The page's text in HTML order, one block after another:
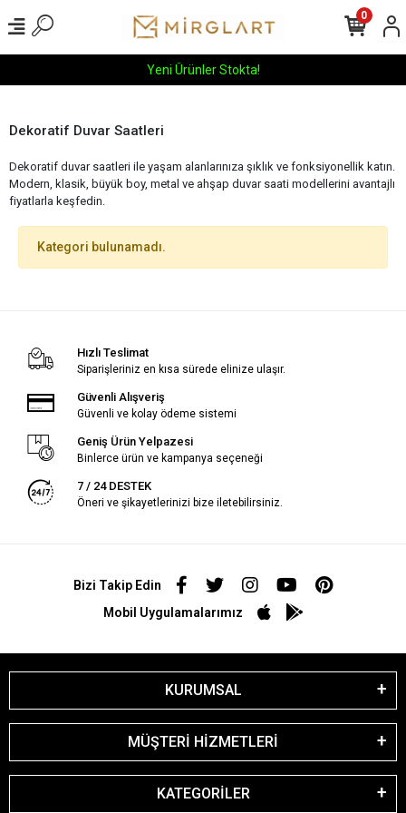
Yeni Ürünler Stokta!
0
Dekoratif Duvar Saatleri
Dekoratif duvar saatleri ile yaşam alanlarınıza şıklık ve fonksiyonellik katın.
Modern, klasik, büyük boy, metal ve ahşap duvar saati modellerini avantajlı
fiyatlarla keşfedin.
Kategori bulunamadı.
Hızlı Teslimat
Siparişleriniz en kısa sürede elinize ulaşır.
Güvenli Alışveriş
Güvenli ve kolay ödeme sistemi
Geniş Ürün Yelpazesi
Binlerce ürün ve kampanya seçeneği
7 / 24 DESTEK
Öneri ve şikayetlerinizi bize iletebilirsiniz.
Bizi Takip Edin
Mobil Uygulamalarımız
KURUMSAL
MÜŞTERİ HİZMETLERİ
KATEGORİLER